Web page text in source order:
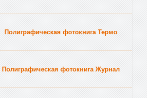
Полиграфическая фотокнига Термо
Полиграфическая фотокнига Журнал